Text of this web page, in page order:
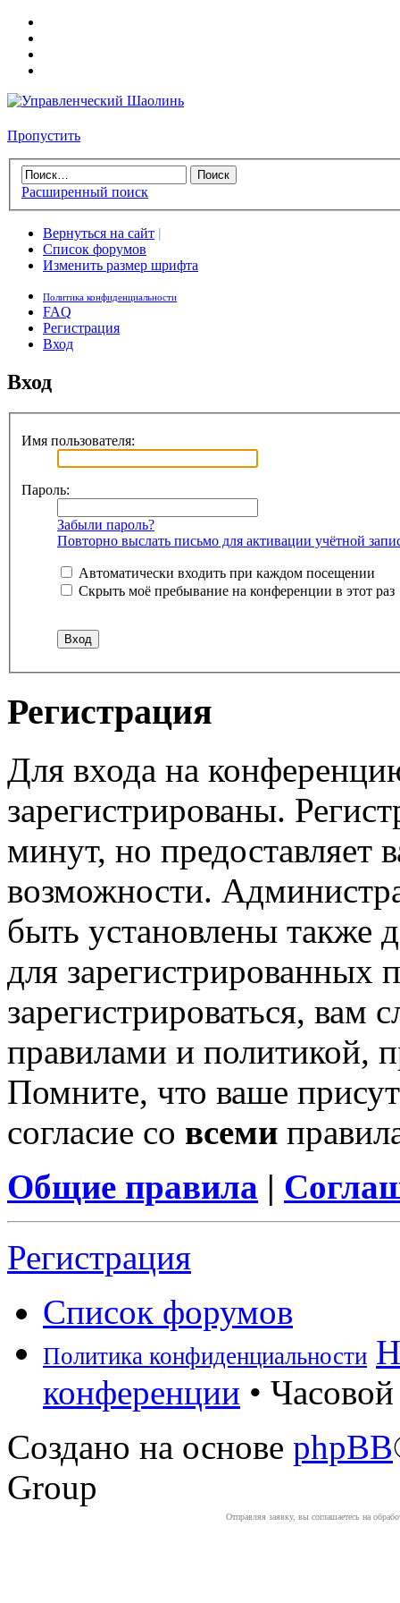
Пропустить
Расширенный поиск
Вернуться на сайт |
Список форумов
Изменить размер шрифта
Политика конфиденциальности
FAQ
Регистрация
Вход
Вход
Имя пользователя:
Пароль:
Забыли пароль?
Повторно выслать письмо для активации учётной
Автоматически входить при каждом посещении
Скрыть моё пребывание на конференции в этот раз
Регистрация
Для входа на
зарегистрированы.
минут, но предоставляет
возможности.
быть установлены также
для зарегистрированных
зарегистрироваться, вам
правилами и политикой,
Помните, что ваше
согласие со всеми
Общие правила |
Регистрация
Список форумов
Политика конфиденциальности
конференции •
Создано на основе phpBB
Group
Отправляя заявку, вы соглашаетесь на